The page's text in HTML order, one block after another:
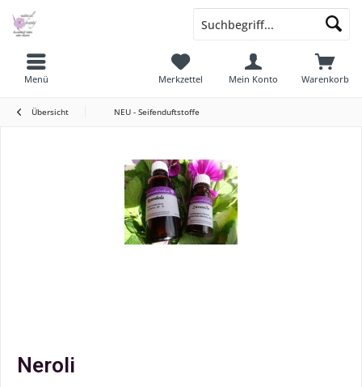
Menü Warenkorb
Merkzettel Mein Konto
Übersicht NEU - Seifenduftstoffe
Neroli